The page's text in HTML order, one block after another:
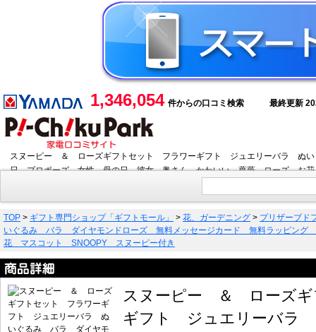
1,346,054 件からの口コミ検索 最終更新
スヌーピー ＆ ローズギフトセット フラワーギフト ジュエリーバラ ぬ
日 プロポーズ 女性 母の日 彼女 奥さん かわいい 薔薇 ローズ お花 マ
TOP > ギフト専門ショップ「ギフトモール」 > 花、ガーデニング > プリザーブド
いぐるみ バラ ダイヤモンドローズ 無料メッセージカード 無料ラッ
花 マスコット SNOOPY スヌーピー付き
スヌーピー ＆ ローズ
ギフト ジュエリーバ